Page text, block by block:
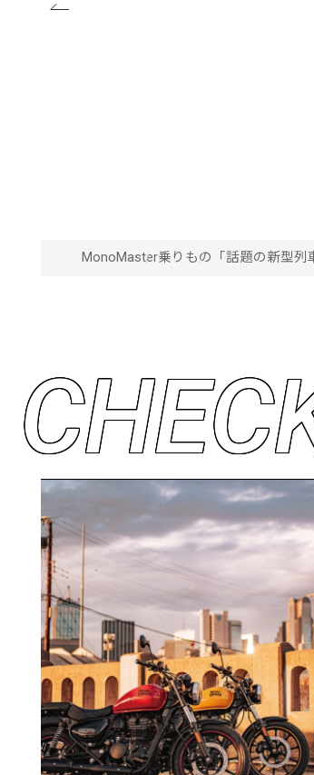
MonoMaster乗りもの 「話題の新型
CHEC